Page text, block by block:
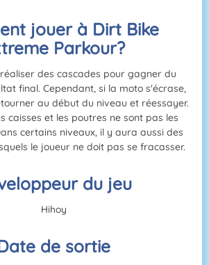
jouer à Dirt Bike
Parkour?
des cascades pour gagner du
final. Cependant, si la moto s'écrase,
au début du niveau et réessayer.
caisses et les poutres ne sont pas les
certains niveaux, il y aura aussi des
le joueur ne doit pas se fracasser.
du jeu
Hihoy
de sortie